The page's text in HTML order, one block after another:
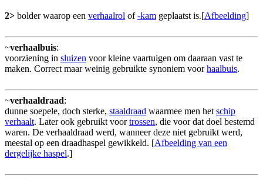
2> bolder waarop een verhaalrol of-kam geplaatst is.[Afbeelding]
~verhaalbuis:
voorziening in sluizen voor kleine vaartuigen om daaraan vast te
maken. Correct maar weinig gebruikte synoniem voorhaalbuis.
~verhaaldraad:
dunne soepele, doch sterke, staaldraad waarmee men het schip
verhaalt. Later ook gebruikt voortrossen, die voor dat doel bestemd
waren. De verhaaldraad werd, wanneer deze niet gebruikt werd,
meestal op een draadhaspel gewikkeld. [Afbeelding van een
dergelijke haspel.]